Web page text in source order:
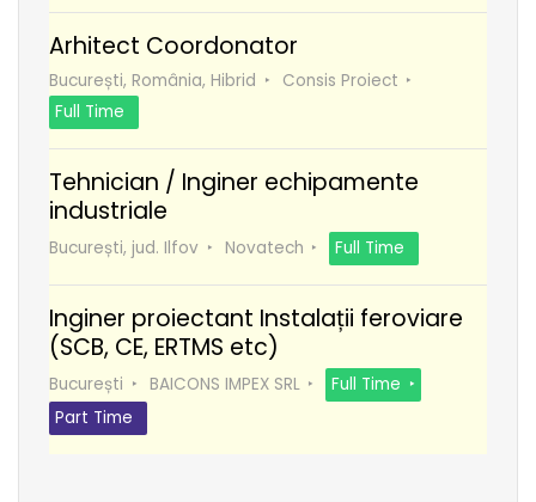
Arhitect Coordonator
București, România, Hibrid
Consis Proiect
Full Time
Tehnician / Inginer echipamente
industriale
București, jud. Ilfov Novatech Full Time
Inginer proiectant Instalații feroviare
(SCB, CE, ERTMS etc)
București BAICONS IMPEX SRL
Full Time
Part Time